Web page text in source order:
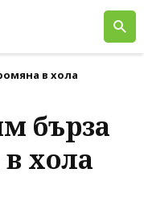
в хола
бърза
хола